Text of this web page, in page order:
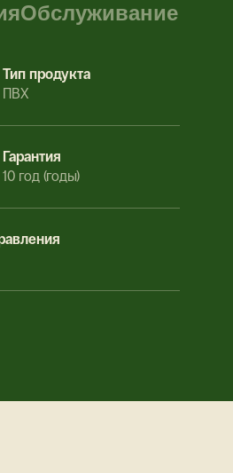
Обслуживание
Тип продукта
ПВХ
Гарантия
10 год (годы)